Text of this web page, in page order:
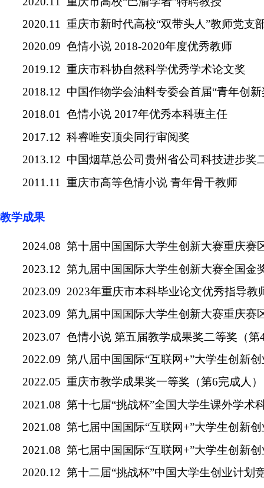
2020.11 重庆市新时代高校“双带头人”教师党支
2020.09 色情小说 2018-2020年度优秀教师
2019.12 重庆市科协自然科学优秀学术论文奖
2018.12 中国作物学会油料专委会首届“青年创新
2018.01 色情小说 2017年优秀本科班主任
2017.12 科睿唯安顶尖同行审阅奖
2013.12 中国烟草总公司贵州省公司科技进步奖
2011.11 重庆市高等色情小说 青年骨干教师
教学成果
2024.08 第十届中国国际大学生创新大赛重庆赛
2023.12 第九届中国国际大学生创新大赛全国金
2023.09 2023年重庆市本科毕业论文优秀指导教
2023.09 第九届中国国际大学生创新大赛重庆赛
2023.07 色情小说 第五届教学成果奖二等奖（第
2022.09 第八届中国国际“互联网+”大学生创新
2022.05 重庆市教学成果奖一等奖（第6完成人）
2021.08 第十七届“挑战杯”全国大学生课外学术
2021.08 第七届中国国际“互联网+”大学生创新
2021.08 第七届中国国际“互联网+”大学生创新
2020.12 第十二届“挑战杯”中国大学生创业计划